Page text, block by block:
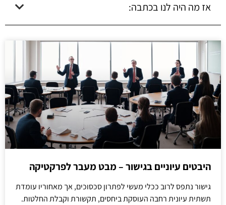
אז מה היה לנו בכתבה:
היבטים עיוניים בגישור – מבט מעבר לפרקטיקה
גישור נתפס לרוב ככלי מעשי לפתרון סכסוכים, אך מאחוריו עומדת
תשתית עיונית רחבה העוסקת ביחסים, תקשורת וקבלת החלטות.